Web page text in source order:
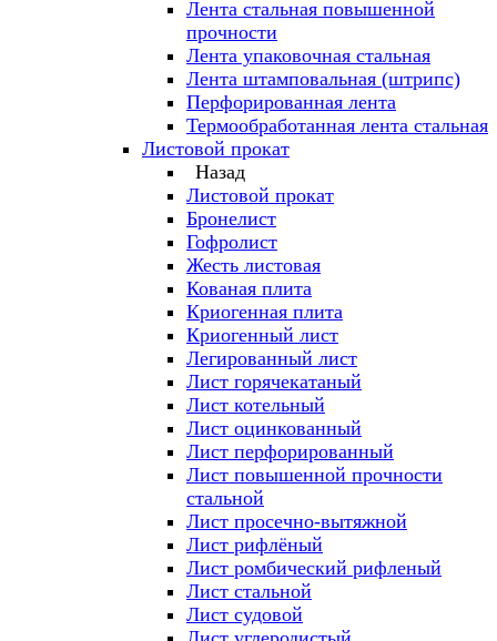
Лента стальная повышенной
прочности
Лента упаковочная стальная
Лента штамповальная (штрипс)
Перфорированная лента
Термообработанная лента стальная
Листовой прокат
Назад
Листовой прокат
Бронелист
Гофролист
Жесть листовая
Кованая плита
Криогенная плита
Криогенный лист
Легированный лист
Лист горячекатаный
Лист котельный
Лист оцинкованный
Лист перфорированный
Лист повышенной прочности
стальной
Лист просечно-вытяжной
Лист рифлёный
Лист ромбический рифленый
Лист стальной
Лист судовой